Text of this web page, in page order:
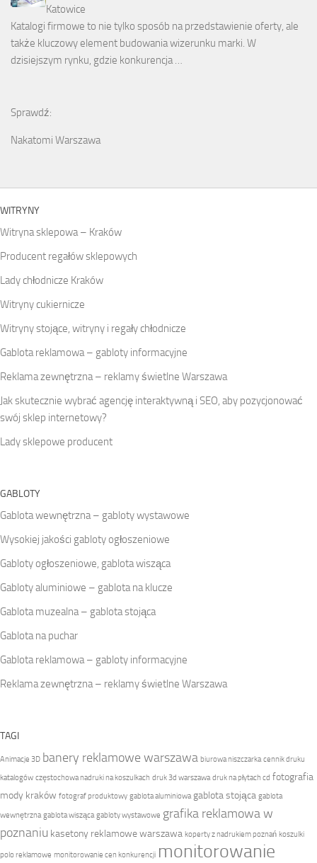
Katowice
Katalogi firmowe to nie tylko sposób na przedstawienie oferty, ale
także kluczowy element budowania wizerunku marki. W
dzisiejszym rynku, gdzie konkurencja …
Sprawdź:
Nakatomi Warszawa
WITRYNY
Witryna sklepowa – Kraków
Producent regałów sklepowych
Lady chłodnicze Kraków
Witryny cukiernicze
Witryny stojące, witryny i regały chłodnicze
Gablota reklamowa – gabloty informacyjne
Reklama zewnętrzna – reklamy świetlne Warszawa
Jak skutecznie wybrać agencję interaktywną i SEO, aby pozycjonować
swój sklep internetowy?
Lady sklepowe producent
GABLOTY
Gablota wewnętrzna – gabloty wystawowe
Wysokiej jakości gabloty ogłoszeniowe
Gabloty ogłoszeniowe, gablota wisząca
Gabloty aluminiowe – gablota na klucze
Gablota muzealna – gablota stojąca
Gablota na puchar
Gablota reklamowa – gabloty informacyjne
Reklama zewnętrzna – reklamy świetlne Warszawa
TAGI
Animacje 3D banery reklamowe warszawa biurowa niszczarka cennik druku
katalogów częstochowa nadruki na koszulkach druk 3d warszawa druk na płytach cd fotografia
mody kraków fotograf produktowy gablota aluminiowa gablota stojąca gablota
wewnętrzna gablota wisząca gabloty wystawowe grafika reklamowa w
poznaniu kasetony reklamowe warszawa koperty z nadrukiem poznań koszulki
polo reklamowe monitorowanie cen konkurencji monitorowanie